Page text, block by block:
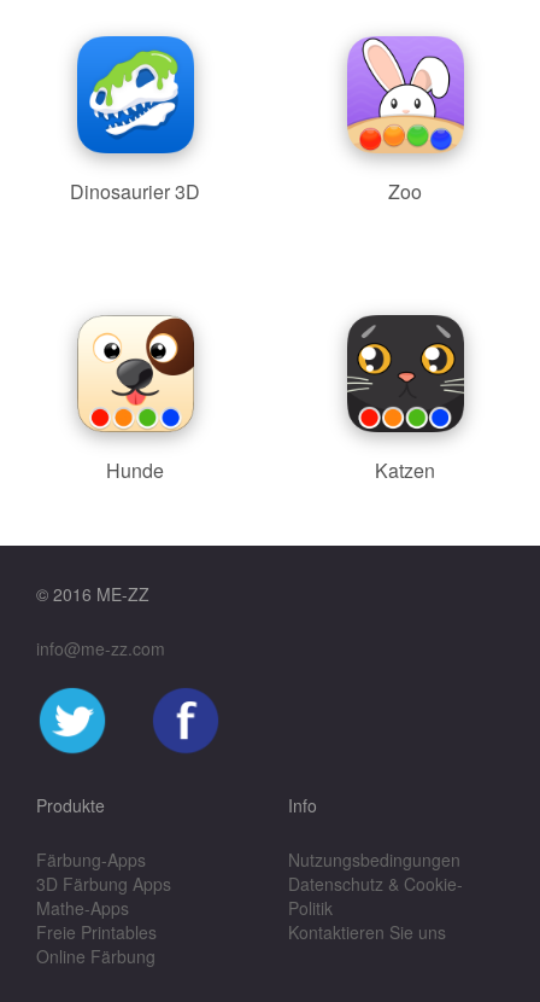
Dinosaurier 3D Zoo
Hunde Katzen
© 2016 ME-ZZ
info@me-zz.com
Produkte
Färbung-Apps
3D Färbung Apps
Mathe-Apps
Freie Printables
Online Färbung
Info
Nutzungsbedingungen
Datenschutz & Cookie-
Politik
Kontaktieren Sie uns